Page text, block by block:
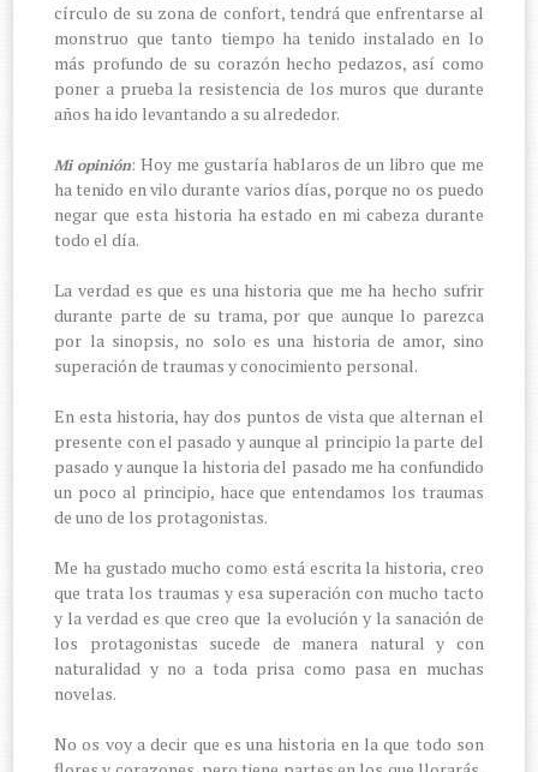
círculo de su zona de confort, tendrá que enfrentarse al
monstruo que tanto tiempo ha tenido instalado en lo
más profundo de su corazón hecho pedazos, así como
poner a prueba la resistencia de los muros que durante
años ha ido levantando a su alrededor.
Mi opinión: Hoy me gustaría hablaros de un libro que me
ha tenido en vilo durante varios días, porque no os puedo
negar que esta historia ha estado en mi cabeza durante
todo el día.
La verdad es que es una historia que me ha hecho sufrir
durante parte de su trama, por que aunque lo parezca
por la sinopsis, no solo es una historia de amor, sino
superación de traumas y conocimiento personal.
En esta historia, hay dos puntos de vista que alternan el
presente con el pasado y aunque al principio la parte del
pasado y aunque la historia del pasado me ha confundido
un poco al principio, hace que entendamos los traumas
de uno de los protagonistas.
Me ha gustado mucho como está escrita la historia, creo
que trata los traumas y esa superación con mucho tacto
y la verdad es que creo que la evolución y la sanación de
los protagonistas sucede de manera natural y con
naturalidad y no a toda prisa como pasa en muchas
novelas.
No os voy a decir que es una historia en la que todo son